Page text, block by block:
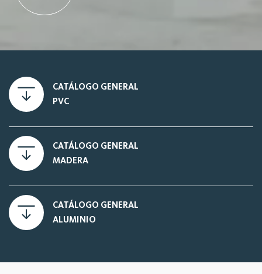
CATÁLOGO GENERAL
PVC
CATÁLOGO GENERAL
MADERA
CATÁLOGO GENERAL
ALUMINIO